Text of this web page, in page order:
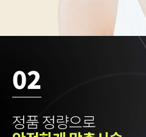
02
정품 정량으로